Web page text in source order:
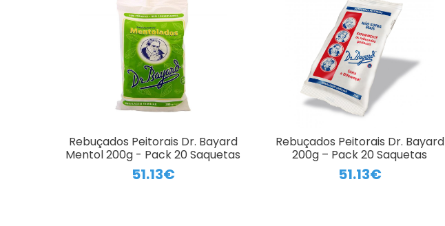
Rebuçados Peitorais Dr. Bayard
Mentol 200g - Pack 20 Saquetas
51.13€
Rebuçados Peitorais Dr. Bayard
200g – Pack 20 Saquetas
51.13€